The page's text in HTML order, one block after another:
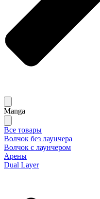
Manga
Все товары
Волчок без лаунчера
Волчок с лаунчером
Арены
Dual Layer